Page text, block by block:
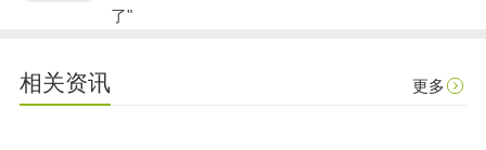
了"
相关资讯 更多